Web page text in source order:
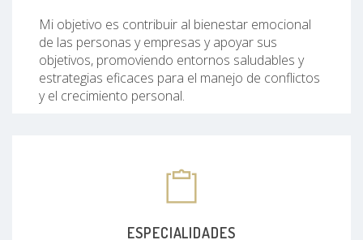
Mi objetivo es contribuir al bienestar emocional
de las personas y empresas y apoyar sus
objetivos, promoviendo entornos saludables y
estrategias eficaces para el manejo de conflictos
y el crecimiento personal.
ESPECIALIDADES